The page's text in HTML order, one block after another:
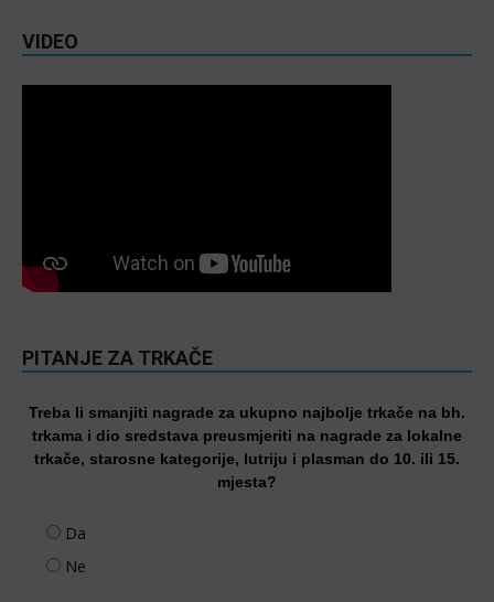
VIDEO
PITANJE ZA TRKAČE
Treba li smanjiti nagrade za ukupno najbolje trkače na bh.
trkama i dio sredstava preusmjeriti na nagrade za lokalne
trkače, starosne kategorije, lutriju i plasman do 10. ili 15.
mjesta?
Da
Ne